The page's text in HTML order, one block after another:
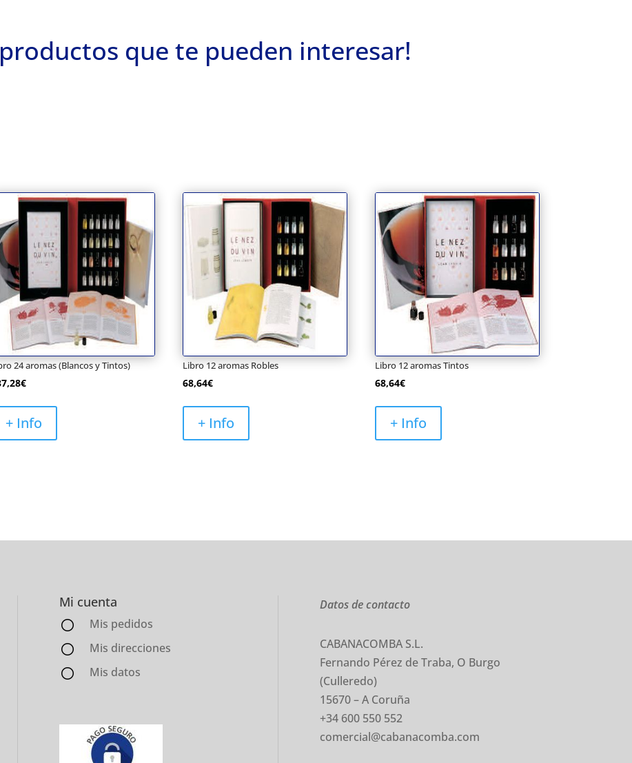
que te pueden interesar!
24 aromas (Blancos y Tintos)
€
+ Info
Libro 12 aromas Robles
68,64€
+ Info
Libro 12 aromas Tintos
68,64€
+ Info
Mi cuenta
Mis pedidos
Mis direcciones
Mis datos
Datos de contacto
CABANACOMBA S.L.
Fernando Pérez de Traba, O Burgo
(Culleredo)
15670 – A Coruña
+34 600 550 552
comercial@cabanacomba.com